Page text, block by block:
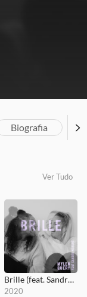
Biografia
Ver Tudo
Brille (feat. Sandra Kouame)
2020